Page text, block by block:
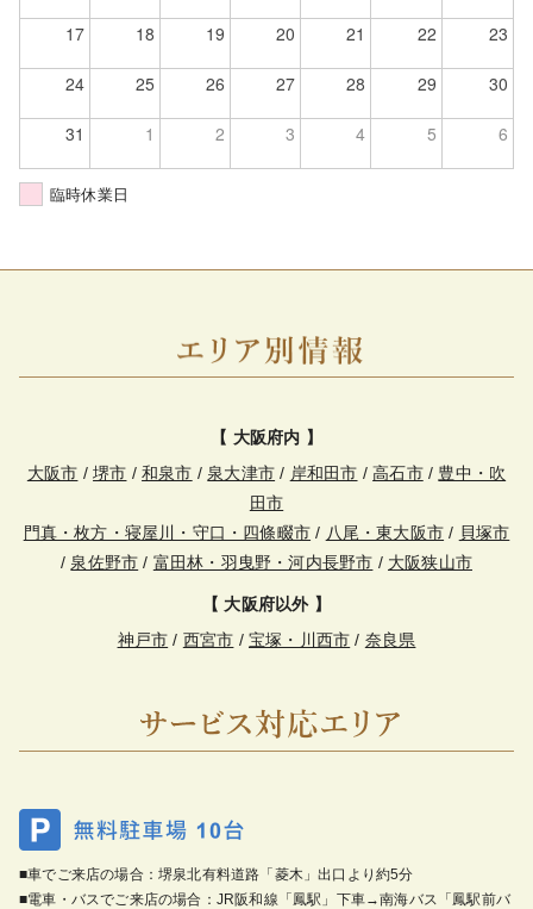
17 18 19 20 21 22 23
24 25 26 27 28 29 30
31 1 2 3 4 5 6
臨時休業日
【 大阪府内 】
大阪市 /堺市 /和泉市 / 泉大津市 / 岸和田市 /高石市/ 豊中・吹
田市
門真・枚方・寝屋川・守口・四條畷市 / 八尾・東大阪市 / 貝塚市
/ 泉佐野市 / 富田林・羽曳野・河内長野市 / 大阪狭山市
【 大阪府以外 】
神戸市 / 西宮市 / 宝塚・川西市 / 奈良県
■車でご来店の場合：堺泉北有料道路「菱木」出口より約5分
■電車・バスでご来店の場合：JR阪和線「鳳駅」下車→南海バス「鳳駅前バ